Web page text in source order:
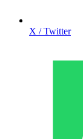
X / Twitter